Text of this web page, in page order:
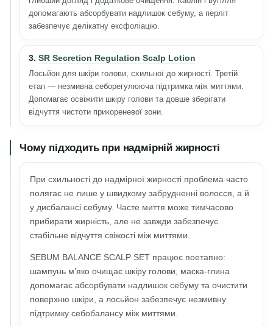
допомагають абсорбувати надлишок себуму, а перліт
забезпечує делікатну ексфоліацію.
3. SR Secretion Regulation Scalp Lotion
Лосьйон для шкіри голови, схильної до жирності. Третій
етап — незмивна себорегулююча підтримка між миттями.
Допомагає освіжити шкіру голови та довше зберігати
відчуття чистоти прикореневої зони.
Чому підходить при надмірній жирності
При схильності до надмірної жирності проблема часто
полягає не лише у швидкому забрудненні волосся, а й
у дисбалансі себуму. Часте миття може тимчасово
прибирати жирність, але не завжди забезпечує
стабільне відчуття свіжості між миттями.
SEBUM BALANCE SCALP SET працює поетапно:
шампунь м’яко очищає шкіру голови, маска-глина
допомагає абсорбувати надлишок себуму та очистити
поверхню шкіри, а лосьйон забезпечує незмивну
підтримку себобалансу між миттями.